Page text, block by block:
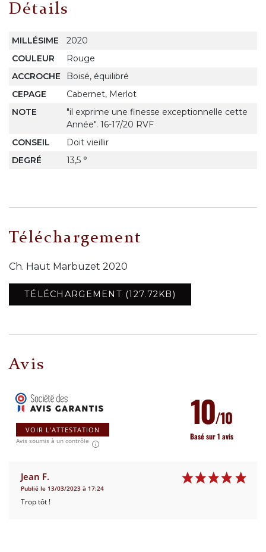
Détails
MILLÉSIME
2020
COULEUR
Rouge
ACCROCHE
Boisé, équilibré
CEPAGE
Cabernet, Merlot
NOTE
"il exprime une finesse exceptionnelle cette
Année". 16-17/20 RVF
CONSEIL
Doit vieillir
DEGRÉ
13,5 °
Téléchargement
Ch. Haut Marbuzet 2020
TÉLÉCHARGEMENT (127.72KB)
Avis
VOIR L'ATTESTATION
Avis soumis à un contrôle
10/10
Basé sur 1 avis
Jean F.
Publié le 13/03/2023 à 17:24
Trop tôt !